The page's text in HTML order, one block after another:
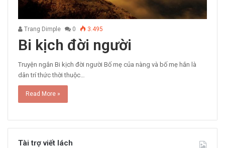
Trang Dimple 0 3.495
Bi kịch đời người
Truyện ngắn Bi kịch đời người Bố mẹ của nàng và bố mẹ hắn là
dân trí thức thời thuộc…
Read More »
Tài trợ viết lách